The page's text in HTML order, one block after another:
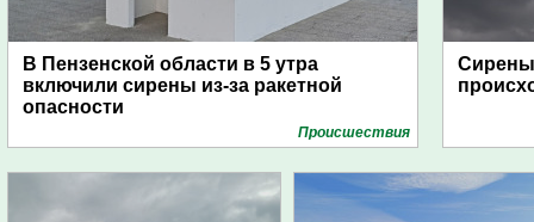
В Пензенской области в 5 утра
включили сирены из-за ракетной
опасности
Проиcшествия
Сирены